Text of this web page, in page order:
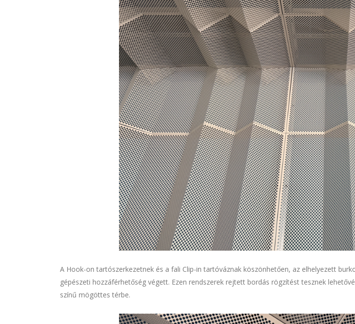
A Hook-on tartószerkezetnek és a fali Clip-in tartóváznak köszönhetően, az elhelyezett
gépészeti hozzáférhetőség végett. Ezen rendszerek rejtett bordás rögzítést tesznek
színű mögöttes térbe.